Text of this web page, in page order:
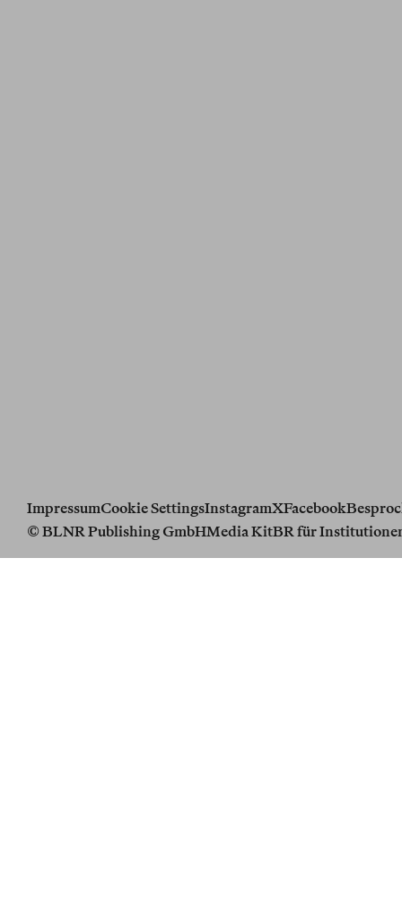
ImpressumCookie SettingsInstagramXFacebook
© BLNR Publishing GmbHMedia KitBR für